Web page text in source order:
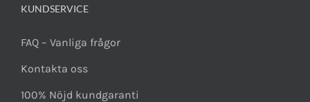
KUNDSERVICE
FAQ – Vanliga frågor
Kontakta oss
100% Nöjd kundgaranti